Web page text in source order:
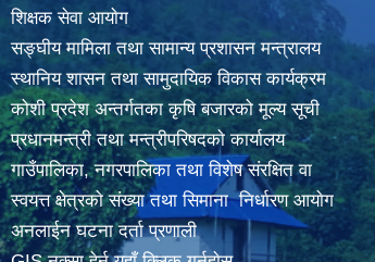
शिक्षक सेवा आयाेग
सङ्‍घीय मामिला तथा सामान्य प्रशासन मन्त्रालय
स्थानिय शासन तथा सामुदायिक विकास कार्यक्रम
कोशी प्रदेश अन्तर्गतका कृषि बजारको मूल्य सूची
प्रधानमन्त्री तथा मन्त्रीपरिषदकाे कार्यालय
गाउँपालिका, नगरपालिका तथा विशेष संरक्षित वा
स्वयत्त क्षेत्रकाे संख्या तथा सिमाना निर्धारण आयाेग
अनलाईन घटना दर्ता प्रणाली